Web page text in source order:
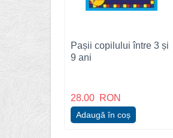
Pașii copilului între 3 și
9 ani
28.00 RON
Adaugă în coș